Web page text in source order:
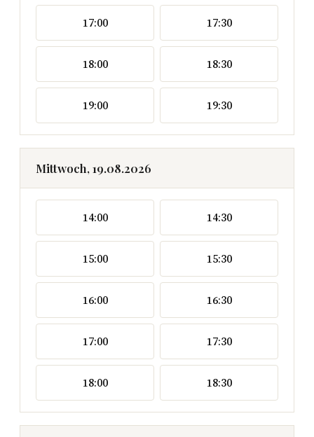
17:00 17:30
18:00 18:30
19:00 19:30
Mittwoch, 19.08.2026
14:00 14:30
15:00 15:30
16:00 16:30
17:00 17:30
18:00 18:30